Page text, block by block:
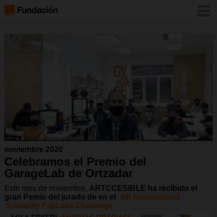
noviembre 2020
Celebramos el Premio del
GarageLab de Ortzadar
Este mes de noviembre, ARTCCESIBLE ha recibido el
gran Pemio del jurado de en el 4th International
Solidarity FabLabs Challenge